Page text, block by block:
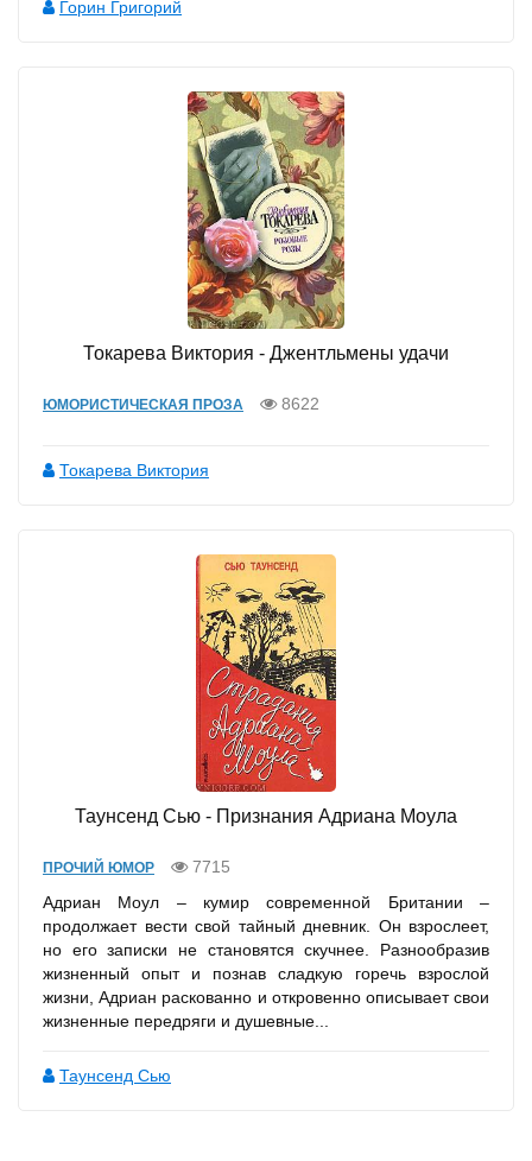
Горин Григорий
Токарева Виктория - Джентльмены удачи
ЮМОРИСТИЧЕСКАЯ ПРОЗА 8622
Токарева Виктория
Таунсенд Сью - Признания Адриана Моула
ПРОЧИЙ ЮМОР
7715
Адриан Моул – кумир современной Британии –
продолжает вести свой тайный дневник. Он взрослеет,
но его записки не становятся скучнее. Разнообразив
жизненный опыт и познав сладкую горечь взрослой
жизни, Адриан раскованно и откровенно описывает свои
жизненные передряги и душевные...
Таунсенд Сью